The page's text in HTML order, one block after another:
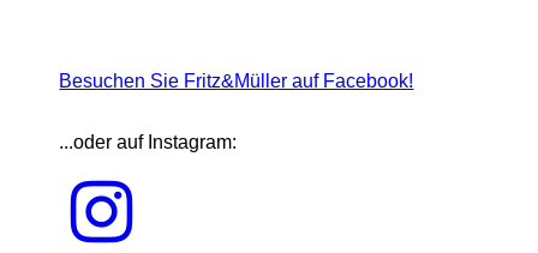
Besuchen Sie Fritz&Müller auf Facebook!
...oder auf Instagram: